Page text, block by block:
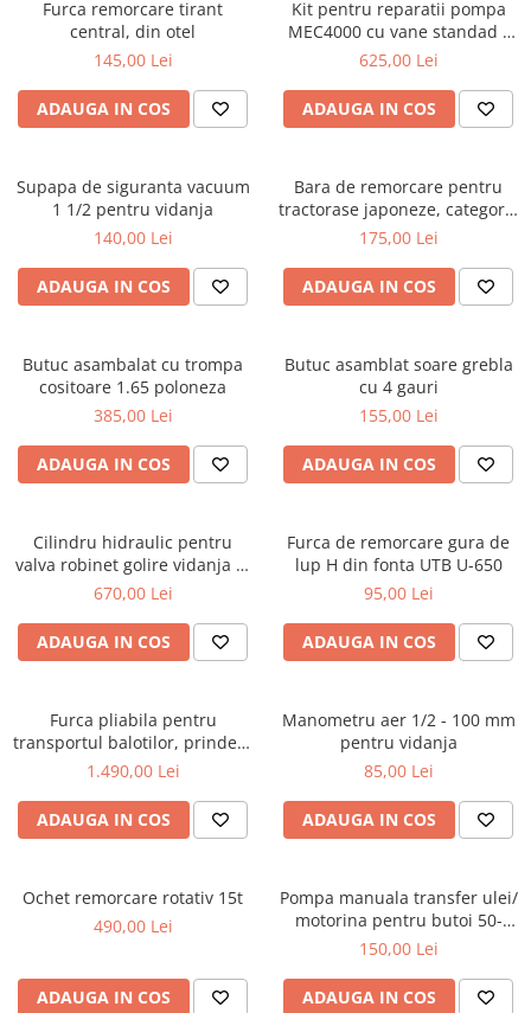
Furca remorcare tirant
central, din otel
145,00 Lei
ADAUGA IN COS
Kit pentru reparatii pompa
MEC4000 cu vane standad -
Battioni Pagani
625,00 Lei
ADAUGA IN COS
Supapa de siguranta vacuum
1 1/2 pentru vidanja
140,00 Lei
ADAUGA IN COS
Bara de remorcare pentru
tractorase japoneze, categoria
1, lungime 500mm, latime[...]
175,00 Lei
ADAUGA IN COS
Butuc asambalat cu trompa
cositoare 1.65 poloneza
385,00 Lei
ADAUGA IN COS
Butuc asamblat soare grebla
cu 4 gauri
155,00 Lei
ADAUGA IN COS
Cilindru hidraulic pentru
valva robinet golire vidanja 4,
5 sau 6 toli, cu dubla[...]
670,00 Lei
ADAUGA IN COS
Furca de remorcare gura de
lup H din fonta UTB U-650
95,00 Lei
ADAUGA IN COS
Furca pliabila pentru
transportul balotilor, prindere
in tiranti
1.490,00 Lei
ADAUGA IN COS
Manometru aer 1/2 - 100 mm
pentru vidanja
85,00 Lei
ADAUGA IN COS
Ochet remorcare rotativ 15t
490,00 Lei
ADAUGA IN COS
Pompa manuala transfer ulei/
motorina pentru butoi 50-
200L
150,00 Lei
ADAUGA IN COS